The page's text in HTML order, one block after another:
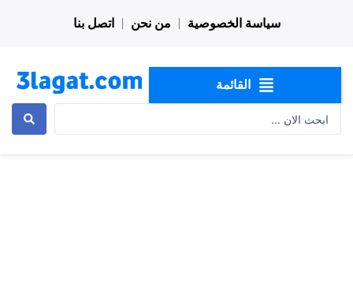
سياسة الخصوصية من نحن اتصل بنا
القائمة